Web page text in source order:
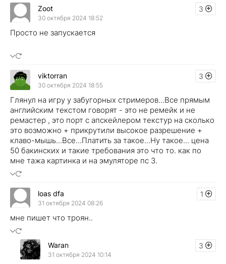
3
Zoot
30 октября 2024 18:52
Просто не запускается
3
viktorran
30 октября 2024 18:55
Глянул на игру у забугорных стримеров...Все прямым
английским текстом говорят - это не ремейк и не
ремастер , это порт с апскейлером текстур на сколько
это возможно + прикрутили высокое разрешение +
клаво-мышь...Все...Платить за такое...Ну такое... цена
50 бакинских и такие требования это что то. как по
мне тажа картинка и на эмуляторе пс 3.
1
loas dfa
31 октября 2024 08:26
мне пишет что троян..
3
Waran
31 октября 2024 10:14